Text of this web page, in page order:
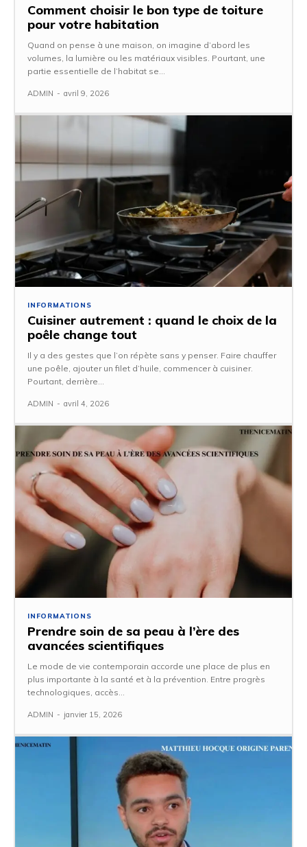
Comment choisir le bon type de toiture
pour votre habitation
Quand on pense à une maison, on imagine d’abord les
volumes, la lumière ou les matériaux visibles. Pourtant, une
partie essentielle de l’habitat se...
ADMIN - avril 9, 2026
INFORMATIONS
Cuisiner autrement : quand le choix de la
poêle change tout
Il y a des gestes que l’on répète sans y penser. Faire chauffer
une poêle, ajouter un filet d’huile, commencer à cuisiner.
Pourtant, derrière...
ADMIN - avril 4, 2026
INFORMATIONS
Prendre soin de sa peau à l’ère des
avancées scientifiques
Le mode de vie contemporain accorde une place de plus en
plus importante à la santé et à la prévention. Entre progrès
technologiques, accès...
ADMIN - janvier 15, 2026